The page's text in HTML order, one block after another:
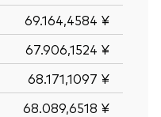
69.164,4584 ¥
67.906,1524 ¥
68.171,1097 ¥
68.089,6518 ¥